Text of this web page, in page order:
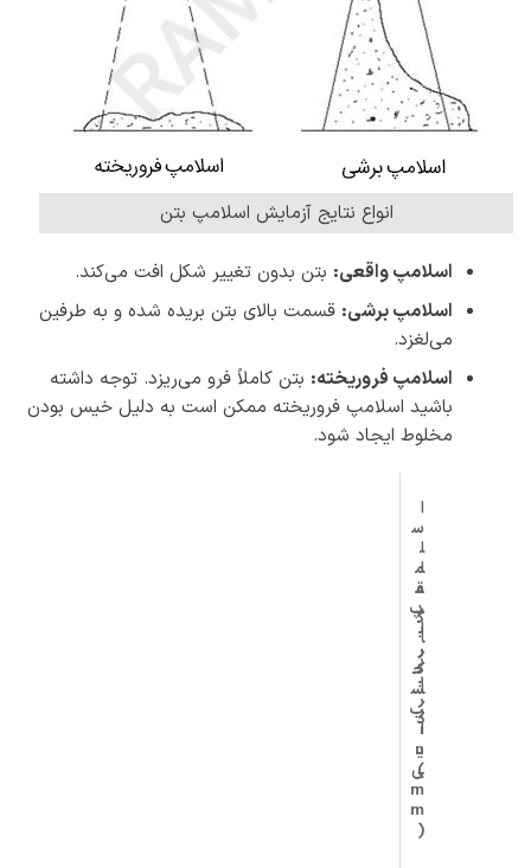
انواع نتایج آزمایش اسلامپ بتن
اسلامپ واقعی: بتن بدون تغییر شکل افت می‌کند.
اسلامپ برشی: قسمت بالای بتن بریده شده و به طرفین
می‌لغزد.
اسلامپ فروریخته: بتن کاملاً فرو می‌ریزد. توجه داشته
باشید اسلامپ فروریخته ممکن است به دلیل خیس بودن
مخلوط ایجاد شود.
ا
س
ل
ا
م
پ
ب
ر
ح
س
ب
i
n
(
m
m
)
م
ق
د
ا
ر
ک
ا
ر
ا
ی
ی
ک
ا
ر
ب
ر
د